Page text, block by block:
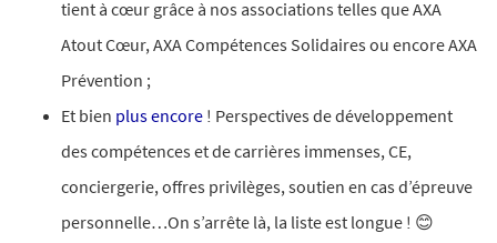
tient à cœur grâce à nos associations telles que AXA
Atout Cœur, AXA Compétences Solidaires ou encore AXA
Prévention ;​
Et bien plus encore ! Perspectives de développement
des compétences et de carrières immenses, CE,
conciergerie, offres privilèges, soutien en cas d’épreuve
personnelle…On s’arrête là, la liste est longue ! 😊